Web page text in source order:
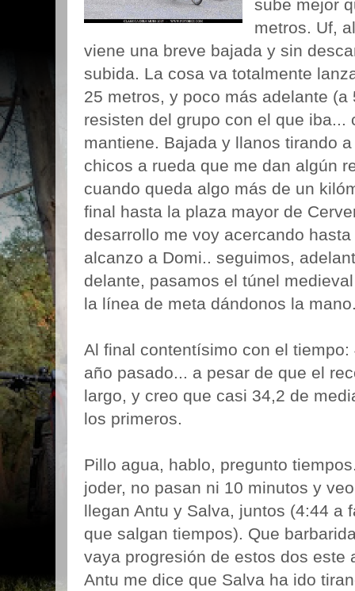
sube mejor
metros. Uf,
viene una breve bajada y sin
subida. La cosa va totalmente
25 metros, y poco más adelante
resisten del grupo con el que iba...
mantiene. Bajada y llanos tirando
chicos a rueda que me dan algún
cuando queda algo más de un
final hasta la plaza mayor de
desarrollo me voy acercando
alcanzo a Domi.. seguimos,
delante, pasamos el túnel
la línea de meta dándonos la
Al final contentísimo con el
año pasado... a pesar de que el
largo, y creo que casi 34,2 de
los primeros.
Pillo agua, hablo, pregunto
joder, no pasan ni 10 minutos y
llegan Antu y Salva, juntos (4:44 a
que salgan tiempos). Que
vaya progresión de estos dos este
Antu me dice que Salva ha ido